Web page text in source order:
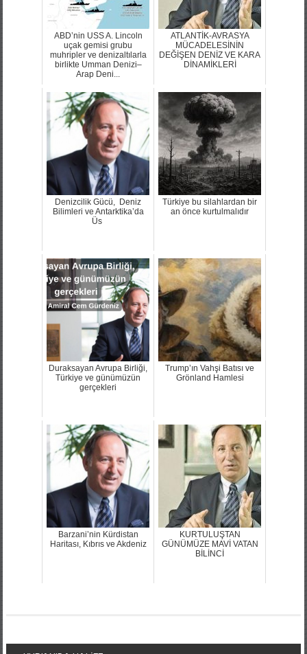
ABD’nin USS A. Lincoln
uçak gemisi grubu
muhripler ve denizaltılarla
birlikte Umman Denizi–
Arap Deni...
ATLANTİK-AVRASYA
MÜCADELESİNİN
DEĞİŞEN DENİZ VE KARA
DİNAMİKLERİ
Denizcilik Gücü, Deniz
Bilimleri ve Antarktika’da
Üs
Türkiye bu silahlardan bir
an önce kurtulmalıdır
Duraksayan Avrupa Birliği,
Türkiye ve günümüzün
gerçekleri
Trump’ın Vahşi Batısı ve
Grönland Hamlesi
Barzani’nin Kürdistan
Haritası, Kıbrıs ve Akdeniz
KURTULUŞTAN
GÜNÜMÜZE MAVİ VATAN
BİLİNCİ